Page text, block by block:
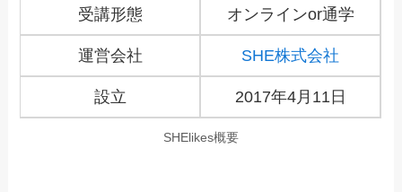
受講形態 オンラインor通学
運営会社 SHE株式会社
設立 2017年4月11日
SHElikes概要